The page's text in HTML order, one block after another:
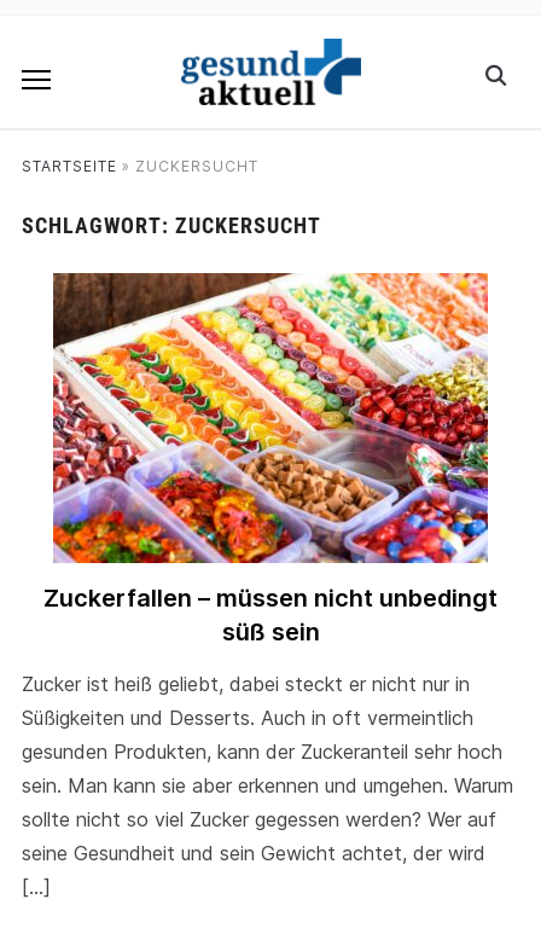
STARTSEITE » ZUCKERSUCHT
SCHLAGWORT: ZUCKERSUCHT
Zuckerfallen – müssen nicht unbedingt
süß sein
Zucker ist heiß geliebt, dabei steckt er nicht nur in
Süßigkeiten und Desserts. Auch in oft vermeintlich
gesunden Produkten, kann der Zuckeranteil sehr hoch
sein. Man kann sie aber erkennen und umgehen. Warum
sollte nicht so viel Zucker gegessen werden? Wer auf
seine Gesundheit und sein Gewicht achtet, der wird
[…]